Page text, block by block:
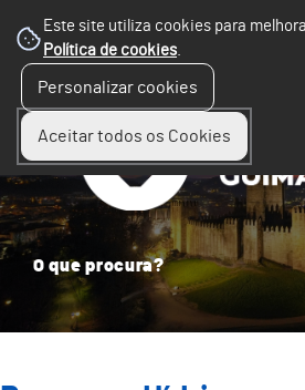
Este site utiliza cookies para
Política de cookies.
Personalizar cookies
Aceitar todos os Cookies